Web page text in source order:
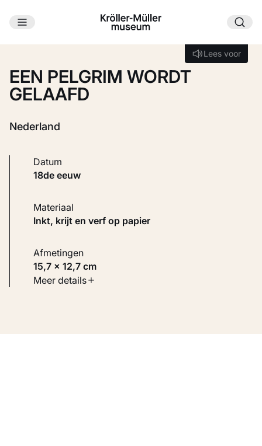
Ga naar hoofdinhoud
Lees voor
Lees voor
EEN PELGRIM WORDT
GELAAFD
Nederland
Datum
18de eeuw
Materiaal
Inkt, krijt en verf op papier
Afmetingen
15,7 × 12,7 cm
Soort werk
Meer details